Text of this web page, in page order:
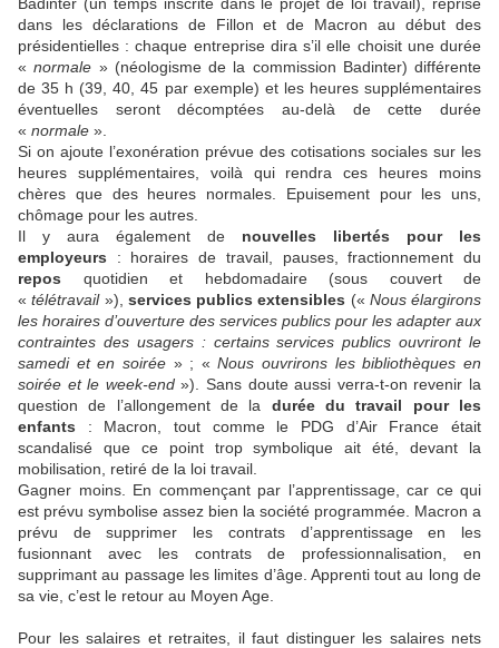
dans les déclarations de Fillon et de Macron au début des
présidentielles : chaque entreprise dira s’il elle choisit une durée
«normale » (néologisme de la commission Badinter) différente
de 35 h (39, 40, 45 par exemple) et les heures supplémentaires
éventuelles seront décomptées au-delà de cette durée
« normale ».
Si on ajoute l’exonération prévue des cotisations sociales sur les
heures supplémentaires, voilà qui rendra ces heures moins
chères que des heures normales. Epuisement pour les uns,
chômage pour les autres.
Il y aura également de nouvelles libertés pour les
employeurs : horaires de travail, pauses, fractionnement du
repos quotidien et hebdomadaire (sous couvert de
«télétravail»), services publics extensibles (« Nous élargirons
les horaires d’ouverture des services publics pour les adapter aux
contraintes des usagers : certains services publics ouvriront le
samedi et en soirée» ; «Nous ouvrirons les bibliothèques en
soirée et le week-end »). Sans doute aussi verra-t-on revenir la
question de l’allongement de la durée du travail pour les
enfants : Macron, tout comme le PDG d’Air France était
scandalisé que ce point trop symbolique ait été, devant la
mobilisation, retiré de la loi travail.
Gagner moins. En commençant par l’apprentissage, car ce qui
est prévu symbolise assez bien la société programmée. Macron a
prévu de supprimer les contrats d’apprentissage en les
fusionnant avec les contrats de professionnalisation, en
supprimant au passage les limites d’âge. Apprenti tout au long de
sa vie, c’est le retour au Moyen Age.
Pour les salaires et retraites, il faut distinguer les salaires nets